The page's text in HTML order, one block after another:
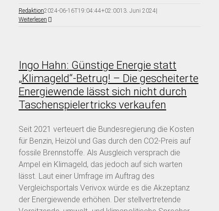
Redaktion2024-06-16T19:04:44+02:0013. Juni 2024|
Weiterlesen
Ingo Hahn: Günstige Energie statt
„Klimageld“-Betrug! – Die gescheiterte
Energiewende lässt sich nicht durch
Taschenspielertricks verkaufen
Seit 2021 verteuert die Bundesregierung die Kosten
für Benzin, Heizöl und Gas durch den CO2-Preis auf
fossile Brennstoffe. Als Ausgleich versprach die
Ampel ein Klimageld, das jedoch auf sich warten
lässt. Laut einer Umfrage im Auftrag des
Vergleichsportals Verivox würde es die Akzeptanz
der Energiewende erhöhen. Der stellvertretende